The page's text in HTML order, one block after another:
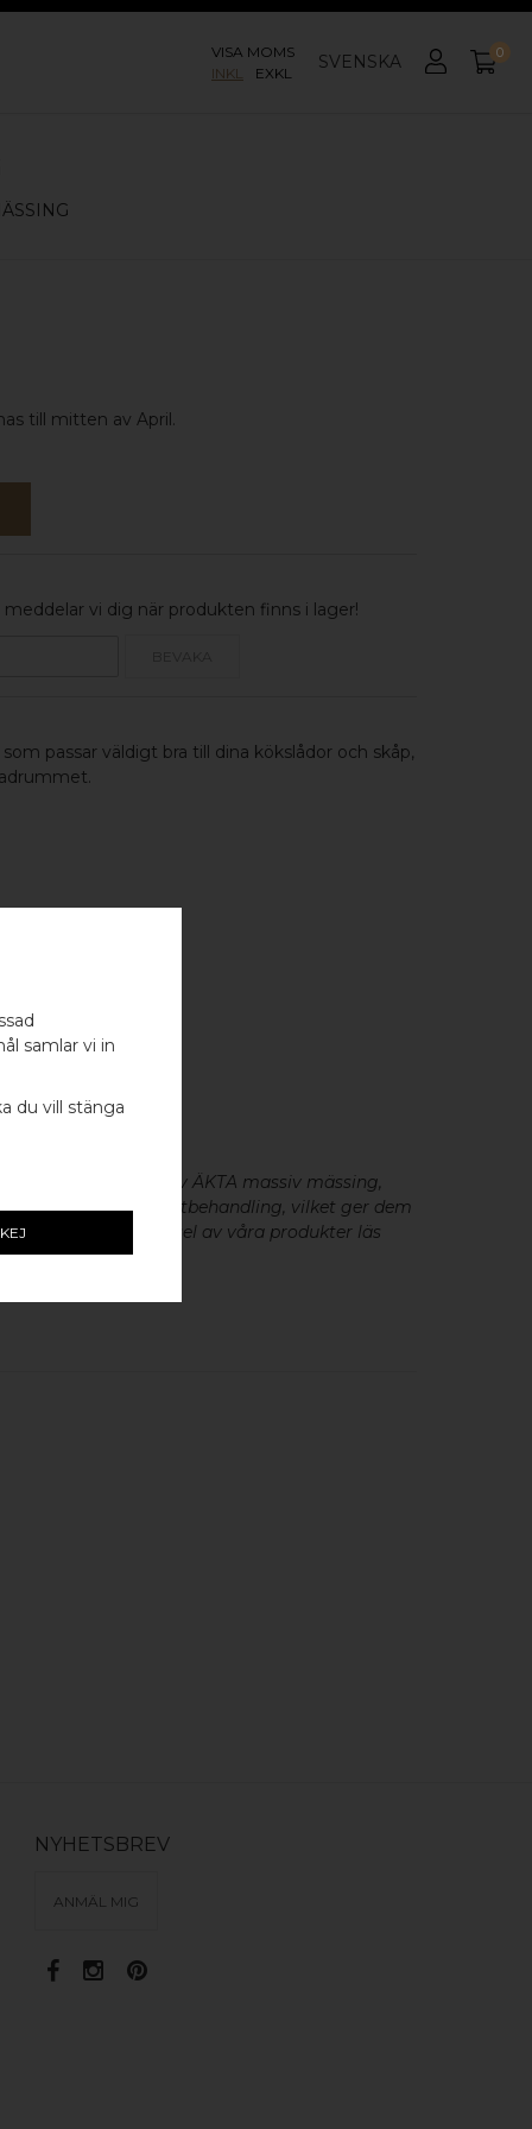
VISA MOMS
INKL
EXKL SVENSKA 0
till mitten av April.
vi dig när produkten finns i lager!
passar väldigt bra till dina kökslådor och skåp,
- 2 ST
är tillverkade av ÄKTA massiv mässing,
utan metallisk ytbehandling, vilket ger dem
patina. För skötsel av våra produkter läs
NYHETSBREV
ANMÄL MIG
samlar vi in
du vill stänga